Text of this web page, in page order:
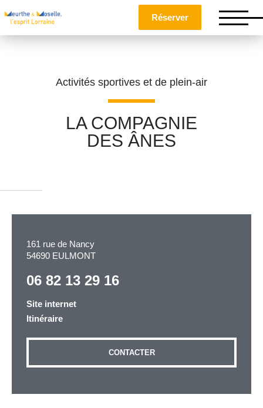
Réserver
Activités sportives et de plein-air
LA COMPAGNIE
DES ÂNES
161 rue de Nancy
54690 EULMONT
06 82 13 29 16
Site internet
Itinéraire
CONTACTER
Téléphone
Adresse email
Message*